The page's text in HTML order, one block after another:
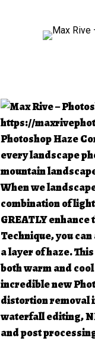
https://
Photoshop Haze
every landscape
mountain
When we
combination of
GREATLY
Technique, you
a layer of haze.
both warm and
incredible new
distortion removal
waterfall editing,
and post